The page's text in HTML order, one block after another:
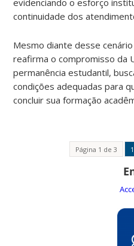
continuidade dos
Mesmo diante desse
reafirma o compromisso da
permanência estudantil,
condições adequadas para
concluir sua formação
Página 1 de 3 1